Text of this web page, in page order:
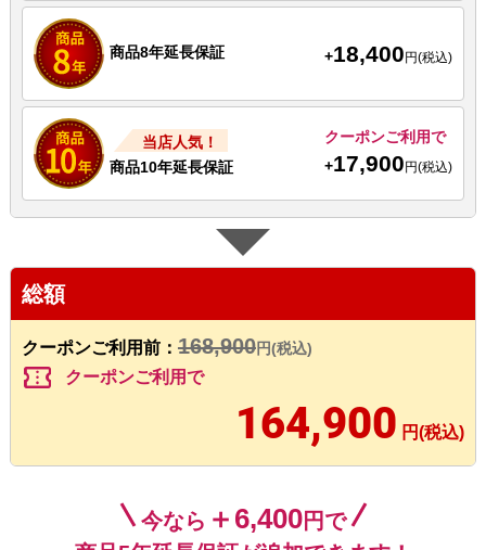
商品8年延長保証 +18,400円(税込)
当店人気！
商品10年延長保証
クーポンご利用で
+17,900 円(税込)
総額
クーポンご利用前： 168,900円(税込)
confirmation_number クーポンご利用で
164,900 円(税込)
今なら ＋6,400円で